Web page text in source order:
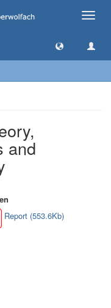
Toggle
and
Report (553.6Kb)